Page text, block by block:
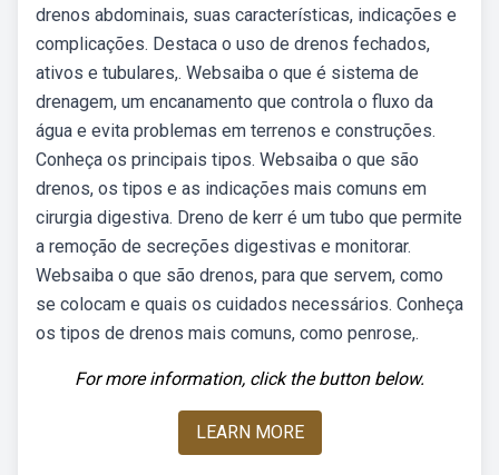
drenos abdominais, suas características, indicações e
complicações. Destaca o uso de drenos fechados,
ativos e tubulares,. Websaiba o que é sistema de
drenagem, um encanamento que controla o fluxo da
água e evita problemas em terrenos e construções.
Conheça os principais tipos. Websaiba o que são
drenos, os tipos e as indicações mais comuns em
cirurgia digestiva. Dreno de kerr é um tubo que permite
a remoção de secreções digestivas e monitorar.
Websaiba o que são drenos, para que servem, como
se colocam e quais os cuidados necessários. Conheça
os tipos de drenos mais comuns, como penrose,.
For more information, click the button below.
LEARN MORE